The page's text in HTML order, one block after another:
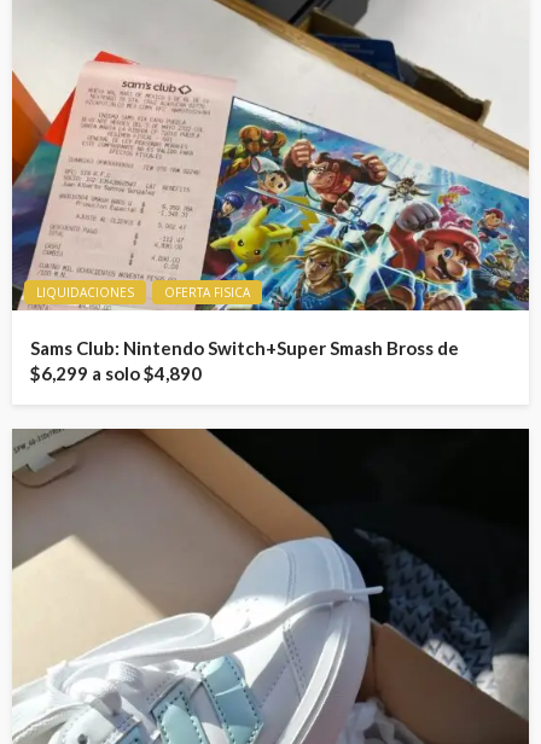
LIQUIDACIONES OFERTA FISICA
Sams Club: Nintendo Switch+Super Smash Bross de
$6,299 a solo $4,890